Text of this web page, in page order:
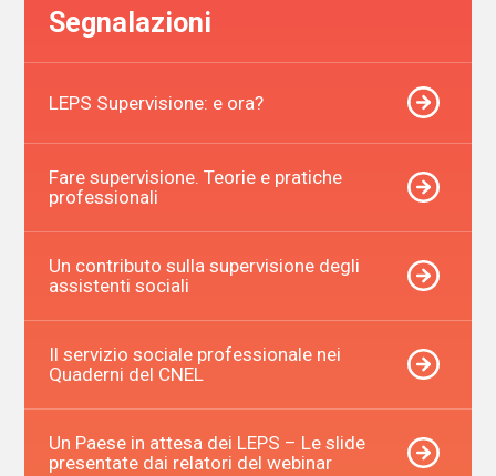
Segnalazioni
LEPS Supervisione: e ora?
Fare supervisione. Teorie e pratiche
professionali
Un contributo sulla supervisione degli
assistenti sociali
Il servizio sociale professionale nei
Quaderni del CNEL
Un Paese in attesa dei LEPS – Le slide
presentate dai relatori del webinar